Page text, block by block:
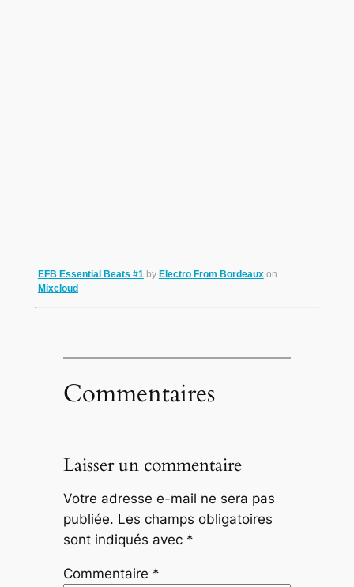
EFB Essential Beats #1by Electro From Bordeauxon
Mixcloud
Commentaires
Laisser un commentaire
Votre adresse e-mail ne sera pas
publiée. Les champs obligatoires
sont indiqués avec *
Commentaire *